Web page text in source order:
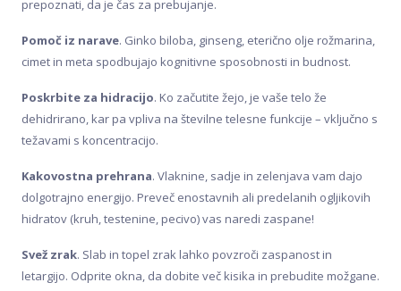
prepoznati, da je čas za prebujanje.
Pomoč iz narave. Ginko biloba, ginseng, eterično olje rožmarina,
cimet in meta spodbujajo kognitivne sposobnosti in budnost.
Poskrbite za hidracijo. Ko začutite žejo, je vaše telo že
dehidrirano, kar pa vpliva na številne telesne funkcije – vključno s
težavami s koncentracijo.
Kakovostna prehrana. Vlaknine, sadje in zelenjava vam dajo
dolgotrajno energijo. Preveč enostavnih ali predelanih ogljikovih
hidratov (kruh, testenine, pecivo) vas naredi zaspane!
Svež zrak. Slab in topel zrak lahko povzroči zaspanost in
letargijo. Odprite okna, da dobite več kisika in prebudite možgane.